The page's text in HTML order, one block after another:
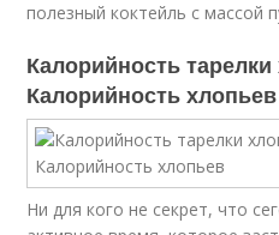
полезный коктейль с массой
Калорийность
Калорийность хлопьев
Ни для кого не секрет, что